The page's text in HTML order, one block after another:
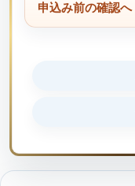
申込み前の確認へ